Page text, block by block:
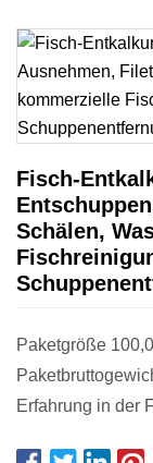
Fisch-
Schälen,
Paketgröße
Paketbruttogewicht
Erfahrung in der